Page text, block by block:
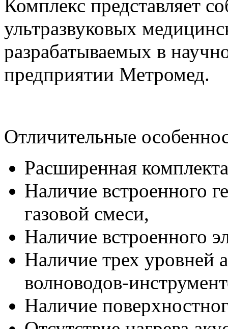
Комплекс представляет
ультразвуковых
разрабатываемых в
предприятии Метромед.
Отличительные
Расширенная
Наличие встроенного
газовой смеси,
Наличие встроенного
Наличие трех уровней
волноводов-
Наличие